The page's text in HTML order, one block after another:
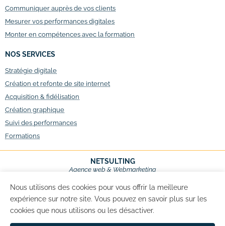
Nous utilisons des cookies pour vous offrir la meilleure
expérience sur notre site. Vous pouvez en savoir plus sur les
cookies que nous utilisons ou les désactiver.
Communiquer auprès de vos clients
Mesurer vos performances digitales
Monter en compétences avec la formation
NOS SERVICES
Stratégie digitale
Création et refonte de site internet
Acquisition & fidélisation
Création graphique
Suivi des performances
Formations
NETSULTING
Agence web & Webmarketing
Seine-et-Marne (77)
11 rue de Courtalin (Bâtiment C)
77700 Magny-le-Hongre – FRANCE
Email : contact@netsulting.fr